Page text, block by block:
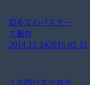
初めてのパスケー
ス製作
2014.12.242016.05.13
２万円以下で自作